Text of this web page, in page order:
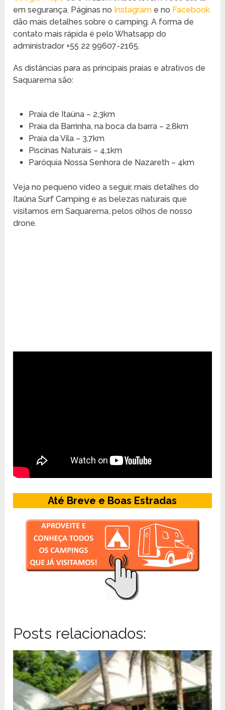
em segurança. Páginas no Instagram e no Facebook
dão mais detalhes sobre o camping. A forma de
contato mais rápida é pelo Whatsapp do
administrador +55 22 99607-2165.
As distâncias para as principais praias e atrativos de
Saquarema são:
Praia de Itaúna – 2,3km
Praia da Barrinha, na boca da barra – 2,8km
Praia da Vila – 3,7km
Piscinas Naturais – 4,1km
Paróquia Nossa Senhora de Nazareth – 4km
Veja no pequeno vídeo a seguir, mais detalhes do
Itaúna Surf Camping e as belezas naturais que
visitamos em Saquarema, pelos olhos de nosso
drone.
Até Breve e Boas Estradas
Posts relacionados: